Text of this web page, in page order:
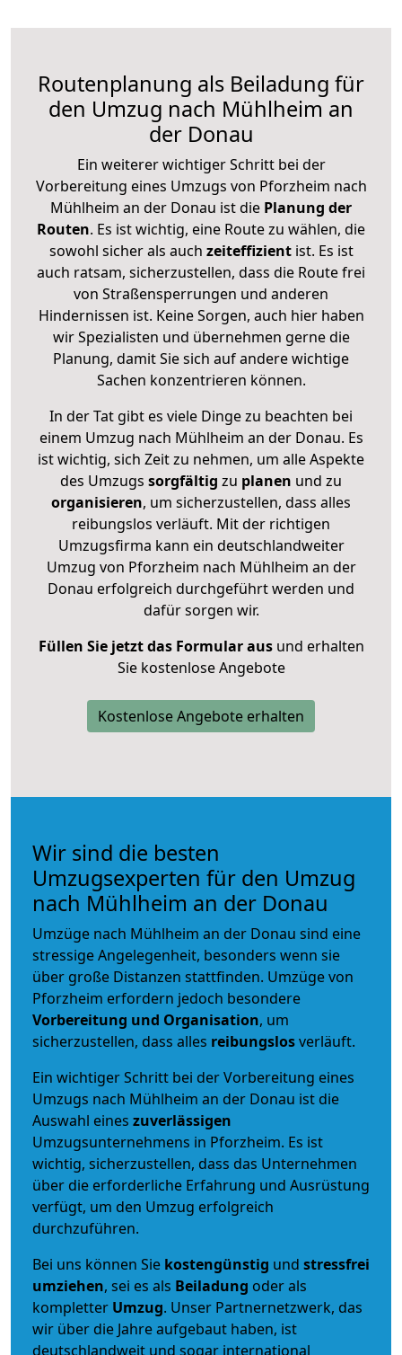
Routenplanung als Beiladung für
den Umzug nach Mühlheim an
der Donau
Ein weiterer wichtiger Schritt bei der
Vorbereitung eines Umzugs von Pforzheim nach
Mühlheim an der Donau ist die Planung der
Routen. Es ist wichtig, eine Route zu wählen, die
sowohl sicher als auch zeiteffizientist. Es ist
auch ratsam, sicherzustellen, dass die Route frei
von Straßensperrungen und anderen
Hindernissen ist. Keine Sorgen, auch hier haben
wir Spezialisten und übernehmen gerne die
Planung, damit Sie sich auf andere wichtige
Sachen konzentrieren können.
In der Tat gibt es viele Dinge zu beachten bei
einem Umzug nach Mühlheim an der Donau. Es
ist wichtig, sich Zeit zu nehmen, um alle Aspekte
des Umzugs sorgfältig zu planen und zu
organisieren, um sicherzustellen, dass alles
reibungslos verläuft. Mit der richtigen
Umzugsfirma kann ein deutschlandweiter
Umzug von Pforzheim nach Mühlheim an der
Donau erfolgreich durchgeführt werden und
dafür sorgen wir.
Füllen Sie jetzt das Formular ausund erhalten
Sie kostenlose Angebote
Kostenlose Angebote erhalten
Wir sind die besten
Umzugsexperten für den Umzug
nach Mühlheim an der Donau
Umzüge nach Mühlheim an der Donau sind eine
stressige Angelegenheit, besonders wenn sie
über große Distanzen stattfinden. Umzüge von
Pforzheim erfordern jedoch besondere
Vorbereitung und Organisation, um
sicherzustellen, dass alles reibungslosverläuft.
Ein wichtiger Schritt bei der Vorbereitung eines
Umzugs nach Mühlheim an der Donau ist die
Auswahl eines zuverlässigen
Umzugsunternehmens in Pforzheim. Es ist
wichtig, sicherzustellen, dass das Unternehmen
über die erforderliche Erfahrung und Ausrüstung
verfügt, um den Umzug erfolgreich
durchzuführen.
Bei uns können Sie kostengünstig und stressfrei
umziehen, sei es als Beiladung oder als
kompletter Umzug. Unser Partnernetzwerk, das
wir über die Jahre aufgebaut haben, ist
deutschlandweit und sogar international